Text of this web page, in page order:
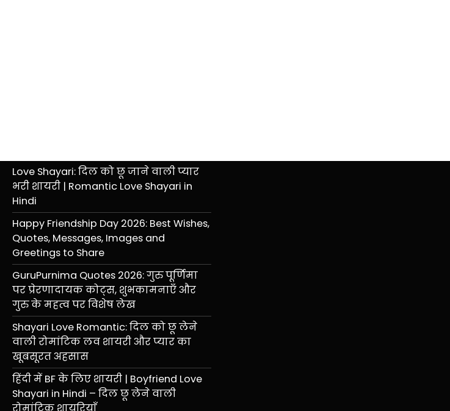
Love Shayari: दिल को छू जाने वाली प्यार
भरी शायरी | Romantic Love Shayari in
Hindi
Happy Friendship Day 2026: Best Wishes,
Quotes, Messages, Images and
Greetings to Share
GuruPurnima Quotes 2026: गुरु पूर्णिमा
पर प्रेरणादायक कोट्स, शुभकामनाएँ और
गुरु के महत्व पर विशेष लेख
Shayari Love Romantic: दिल को छू लेने
वाली रोमांटिक लव शायरी और प्यार का
खूबसूरत अहसास
हिंदी में BF के लिए शायरी | Boyfriend Love
Shayari in Hindi – दिल छू लेने वाली
रोमांटिक शायरियाँ